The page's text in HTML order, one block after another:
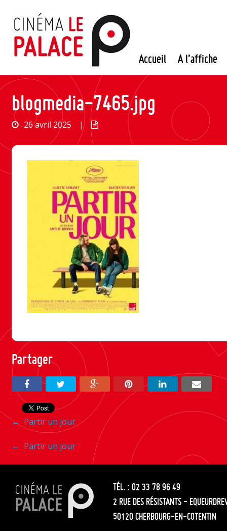
contenu
Accueil A l’affiche
blogmedia-7465.jpg
26 avril 2025 |
Partager
Navigation
entre
les
articles
← Partir un jour
Navigation
entre
les
articles
← Partir un jour
TÉL. : 02 33 78 96 49
2 RUE DES RÉSISTANTS -
50120 CHERBOURG-EN-COTENTIN